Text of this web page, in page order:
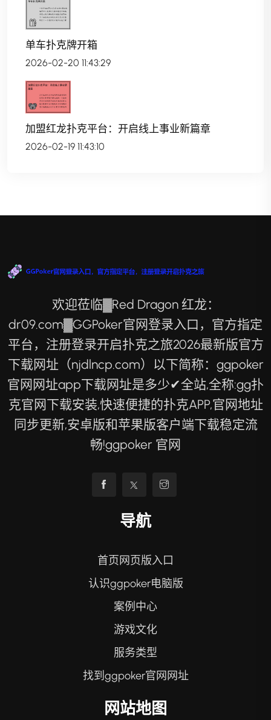
单车扑克牌开箱
2026-02-20 11:43:29
加盟红龙扑克平台：开启线上事业新篇章
2026-02-19 11:43:10
欢迎莅临▓Red Dragon 红龙：
dr09.com▓GGPoker官网登录入口，官方指定
平台，注册登录开启扑克之旅2026最新版官方
下载网址（njdlncp.com）以下简称：ggpoker
官网网址app下载网址是多少✔全站,全称:gg扑
克官网下载安装,快速便捷的扑克APP,官网地址
同步更新,安卓版和苹果版客户端下载稳定流
畅!ggpoker 官网
导航
首页网页版入口
认识ggpoker电脑版
案例中心
游戏文化
服务类型
找到ggpoker官网网址
网站地图